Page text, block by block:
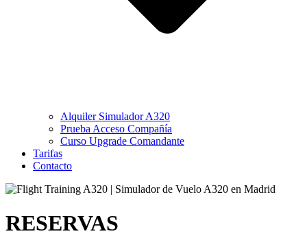
Alquiler Simulador A320
Prueba Acceso Compañía
Curso Upgrade Comandante
Tarifas
Contacto
RESERVAS